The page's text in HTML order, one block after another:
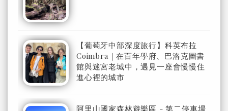
【葡萄牙中部深度旅行】科英布拉
Coimbra｜在百年學府、巴洛克圖書
館與迷宮老城中，遇見一座會慢慢住
進心裡的城市
阿里山國家森林遊樂區 - 第二停車場